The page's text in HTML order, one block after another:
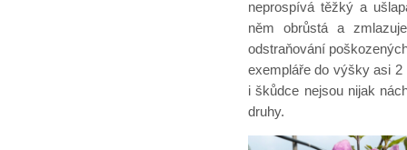
neprospívá těžký a
něm obrůstá a
odstraňování
exempláře do výšky asi
i škůdce nejsou nijak
druhy.